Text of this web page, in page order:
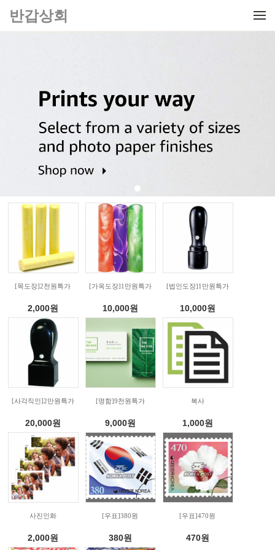
반갑상회
반갑상회에서 제공하는
고품격 사진인화 서비스
[목도장]2천원특가
2,000원
[가옥도장]1만원특가
10,000원
[법인도장]1만원특가
10,000원
[사각직인]2만원특가
20,000원
[명함]9천원특가
9,000원
복사
1,000원
사진인화
2,000원
[우표]380원
380원
[우표]470원
470원